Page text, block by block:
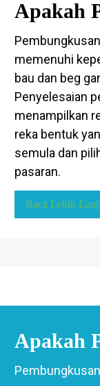
Apakah
memenuhi
bau dan beg
Penyelesaian
menampilkan
reka bentuk
semula dan
pasaran.
Baca Lebih
Apakah